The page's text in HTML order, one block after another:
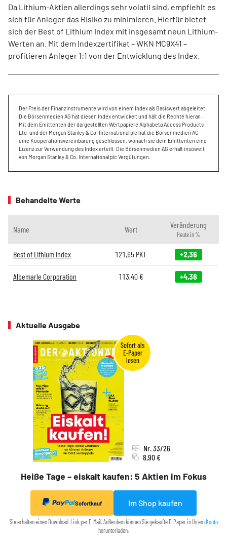
Da Lithium-Aktien allerdings sehr volatil sind, empfiehlt es
sich für Anleger das Risiko zu minimieren. Hierfür bietet
sich der Best of Lithium Index mit insgesamt neun Lithium-
Werten an. Mit dem Indexzertifikat – WKN MC9X41 –
profitieren Anleger 1:1 von der Entwicklung des Index.
Der Preis der Finanzinstrumente wird von einem Index als Basiswert abgeleitet.
Die Börsenmedien AG hat diesen Index entwickelt und hält die Rechte hieran.
Mit dem Emittenten der dargestellten Wertpapiere Alphabeta Access Products
Ltd. und der Morgan Stanley & Co. International plc hat die Börsenmedien AG
eine Kooperationsvereinbarung geschlossen, wonach sie dem Emittenten eine
Lizenz zur Verwendung des Index erteilt. Die Börsenmedien AG erhält insoweit
von Morgan Stanley & Co. International plc Vergütungen.
Behandelte Werte
Name Wert Veränderung
Heute in %
Best of Lithium Index 121,65 PKT +2,36
Albemarle Corporation 113,40€ +4,36
Aktuelle Ausgabe
Heiße Tage – eiskalt kaufen: 5 Aktien im Fokus
Nr. 33/26
8,90 €
Sofortkauf Im Shop kaufen
Sie erhalten einen Download-Link per E-Mail. Außerdem können Sie gekaufte E-Paper in Ihrem Konto
herunterladen.